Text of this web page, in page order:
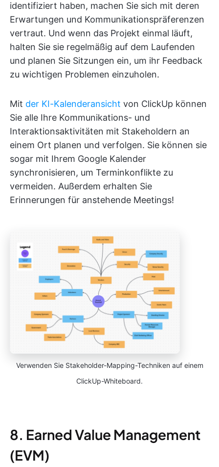
identifiziert haben, machen Sie sich mit deren
Erwartungen und Kommunikationspräferenzen
vertraut. Und wenn das Projekt einmal läuft,
halten Sie sie regelmäßig auf dem Laufenden
und planen Sie Sitzungen ein, um ihr Feedback
zu wichtigen Problemen einzuholen.
Mit der KI-Kalenderansicht von ClickUp können
Sie alle Ihre Kommunikations- und
Interaktionsaktivitäten mit Stakeholdern an
einem Ort planen und verfolgen. Sie können sie
sogar mit Ihrem Google Kalender
synchronisieren, um Terminkonflikte zu
vermeiden. Außerdem erhalten Sie
Erinnerungen für anstehende Meetings!
Verwenden Sie Stakeholder-Mapping-Techniken auf einem
ClickUp-Whiteboard.
8. Earned Value Management
(EVM)